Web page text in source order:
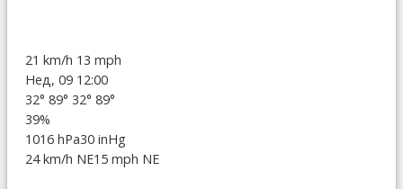
21 km/h 13 mph
Нед, 09 12:00
32° 89° 32° 89°
39%
1016 hPa30 inHg
24 km/h NE15 mph NE